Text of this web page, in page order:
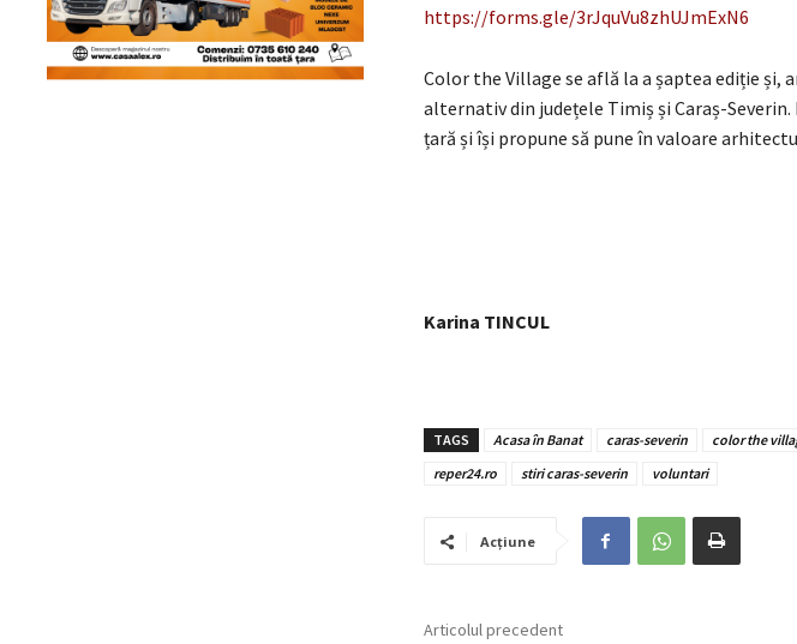
https://forms.gle/3rJquVu8zhUJmExN6
Color the Village se află la a șaptea ediție și,
alternativ din județele Timiș și Caraș-
țară și își propune să pune în valoare
Karina TINCUL
TAGS Acasa în Banat caras-severin color the
reper24.ro
stiri caras-severin voluntari
Acțiune
Articolul precedent